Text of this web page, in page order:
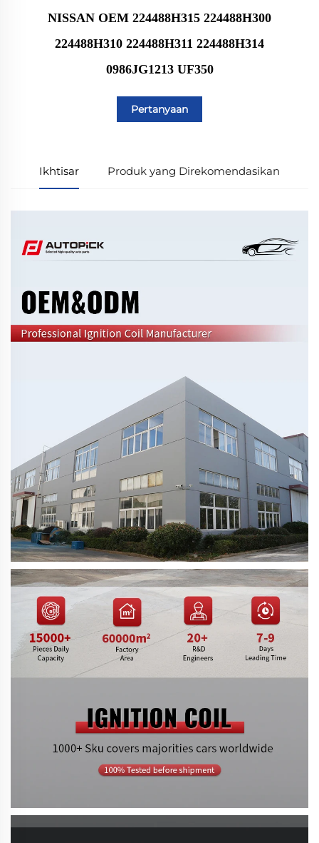
NISSAN OEM 224488H315 224488H300
224488H310 224488H311 224488H314
0986JG1213 UF350
Pertanyaan
Ikhtisar Produk yang Direkomendasikan